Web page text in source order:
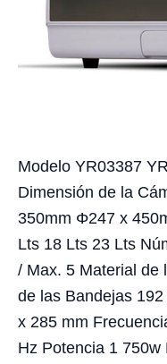
Modelo YR03387
Dimensión de la
350mm Φ247 x
Lts 18 Lts 23 Lts
/ Max. 5 Material de
de las Bandejas
x 285 mm
Hz Potencia 1